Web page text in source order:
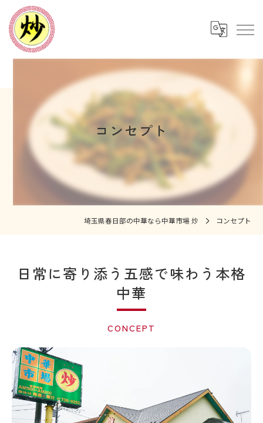
コンセプト
埼玉県春日部の中華なら中華市場 炒 コンセプト
日常に寄り添う五感で味わう本格
中華
CONCEPT